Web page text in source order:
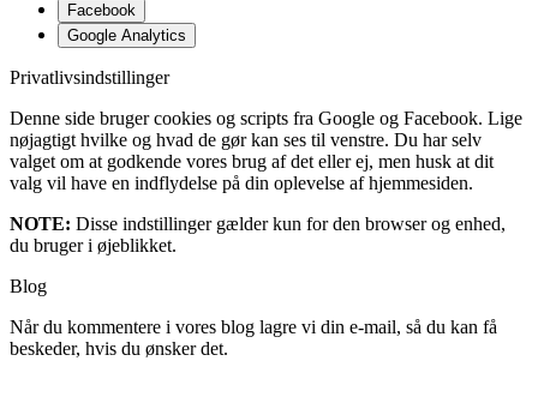
Facebook
Google Analytics
Privatlivsindstillinger
Denne side bruger cookies og scripts fra Google og Facebook. Lige
nøjagtigt hvilke og hvad de gør kan ses til venstre. Du har selv
valget om at godkende vores brug af det eller ej, men husk at dit
valg vil have en indflydelse på din oplevelse af hjemmesiden.
NOTE: Disse indstillinger gælder kun for den browser og enhed,
du bruger i øjeblikket.
Blog
Når du kommentere i vores blog lagre vi din e-mail, så du kan få
beskeder, hvis du ønsker det.